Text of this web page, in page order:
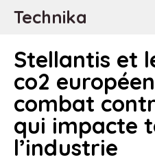
AllerTechnika
Stellantis et
co2
combat
qui impacte
l’industrie